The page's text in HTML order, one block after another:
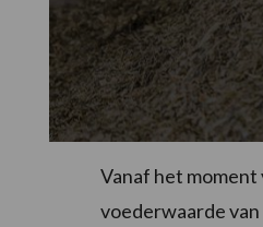
Vanaf het
voederwaarde